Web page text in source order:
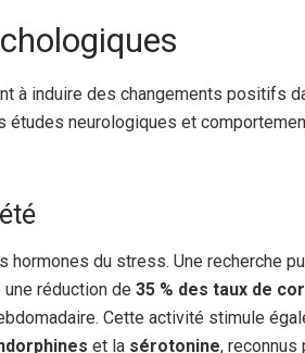
à induire des changements positifs
neurologiques et
hormones du stress. Une recherche
réduction de 35 % des taux de
Cette activité stimule
et la sérotonine,